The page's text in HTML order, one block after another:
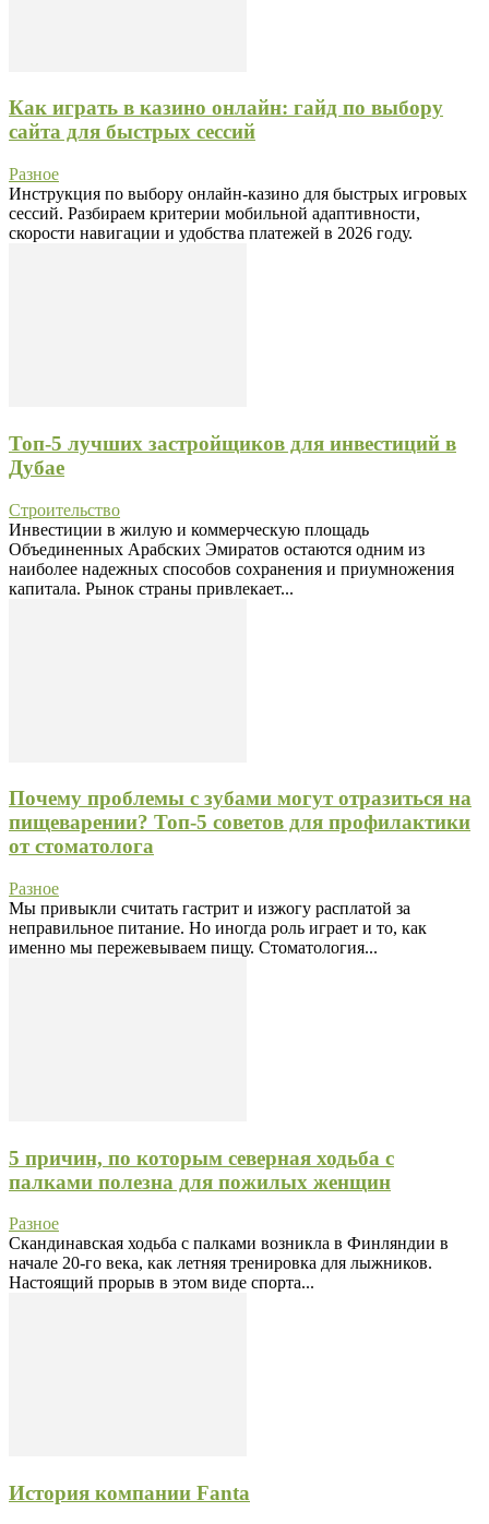
Как играть в казино онлайн: гайд по выбору
сайта для быстрых сессий
Разное
Инструкция по выбору онлайн-казино для быстрых игровых
сессий. Разбираем критерии мобильной адаптивности,
скорости навигации и удобства платежей в 2026 году.
Топ-5 лучших застройщиков для инвестиций в
Дубае
Строительство
Инвестиции в жилую и коммерческую площадь
Объединенных Арабских Эмиратов остаются одним из
наиболее надежных способов сохранения и приумножения
капитала. Рынок страны привлекает...
Почему проблемы с зубами могут отразиться на
пищеварении? Топ-5 советов для профилактики
от стоматолога
Разное
Мы привыкли считать гастрит и изжогу расплатой за
неправильное питание. Но иногда роль играет и то, как
именно мы пережевываем пищу. Стоматология...
5 причин, по которым северная ходьба с
палками полезна для пожилых женщин
Разное
Скандинавская ходьба с палками возникла в Финляндии в
начале 20-го века, как летняя тренировка для лыжников.
Настоящий прорыв в этом виде спорта...
История компании Fanta